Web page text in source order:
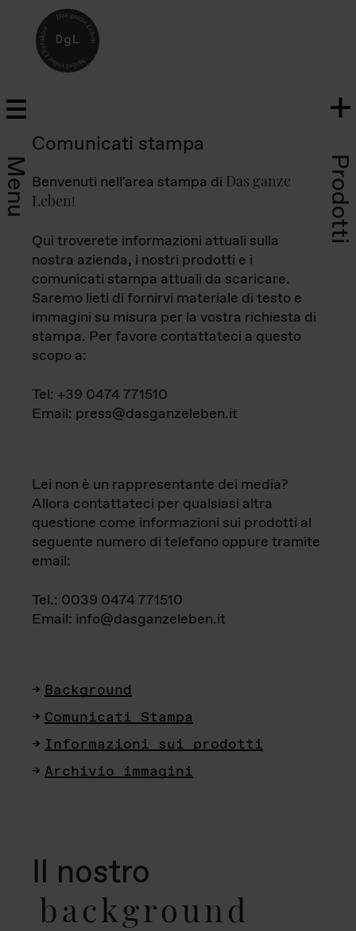
Menu Prodotti
Comunicati stampa
Benvenuti nell'area stampa di Das ganze
Leben!
Qui troverete informazioni attuali sulla
nostra azienda, i nostri prodotti e i
comunicati stampa attuali da scaricare.
Saremo lieti di fornirvi materiale di testo e
immagini su misura per la vostra richiesta di
stampa. Per favore contattateci a questo
scopo a:
Tel: +39 0474 771510
Email: press@dasganzeleben.it
Lei non è un rappresentante dei media?
Allora contattateci per qualsiasi altra
questione come informazioni sui prodotti al
seguente numero di telefono oppure tramite
email:
Tel.: 0039 0474 771510
Email: info@dasganzeleben.it
Background
Comunicati Stampa
Informazioni sui prodotti
Archivio immagini
Il nostro
background